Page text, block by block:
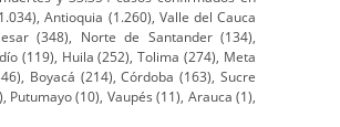
Antioquia (1.260), Valle del Cauca
(348), Norte de Santander (134),
(119), Huila (252), Tolima (274), Meta
Boyacá (214), Córdoba (163), Sucre
Putumayo (10), Vaupés (11), Arauca (1),